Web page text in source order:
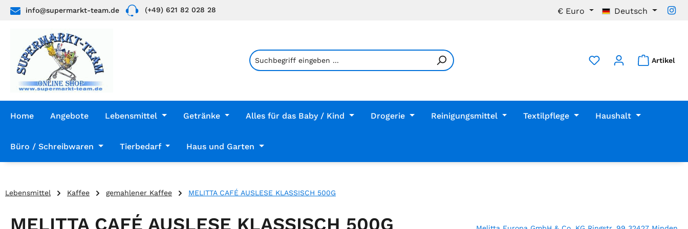
Hauptinhalt springen
Zur Suche springen
Zur Hauptnavigation springen
info@supermarkt-team.de (+49) 621 82 028 28 € Euro Deutsch
Artikel
Home Angebote Lebensmittel Getränke Alles für das Baby / Kind Drogerie Reinigungsmittel Textilpflege Haushalt
Büro / Schreibwaren Tierbedarf Haus und Garten
Lebensmittel Kaffee gemahlener Kaffee MELITTA CAFÉ AUSLESE KLASSISCH 500G
MELITTA CAFÉ AUSLESE KLASSISCH 500G